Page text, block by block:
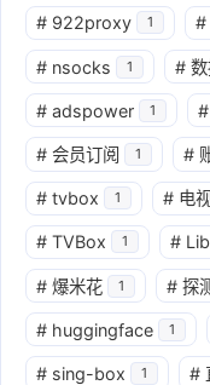
# 922proxy 1 #
# nsocks 1 #
# adspower 1 #
# 会员订阅 1 #
# tvbox 1 # 电
# TVBox 1 #
# 爆米花 1 # 探
# huggingface 1
# sing-box 1 #